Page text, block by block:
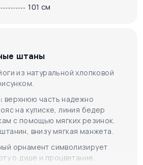
101 см
штаны
из натуральной хлопковой
верхнюю часть надежно
на кулиске, линия бедер
с помощью мягких резинок.
внизу мягкая манжета.
орнамент символизирует
о душе и процветание.